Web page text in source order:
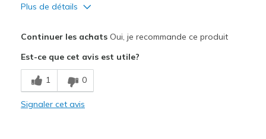
Plus de détails
Comfortable
Durable
Continuer les achatsOui, je recommande ce produit
Est-ce que cet avis est utile?
1 0
Signaler cet avis